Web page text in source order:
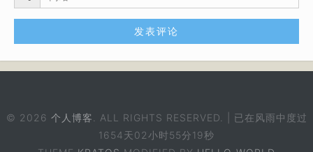
© 2026 个人博客 . ALL RIGHTS RESERVED. | 已在风雨中度过
1654天02小时55分20秒